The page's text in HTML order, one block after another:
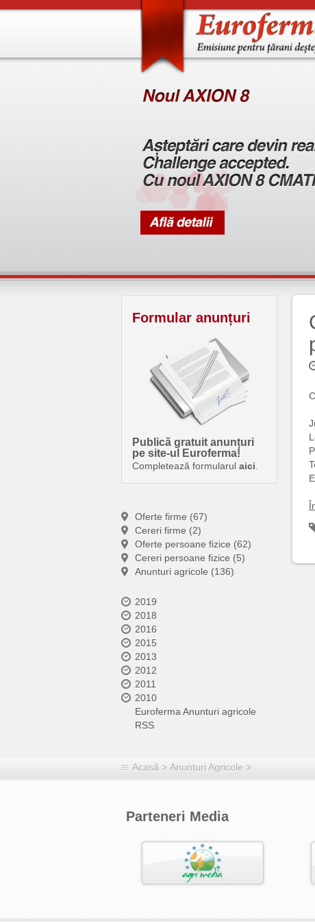
Formular anunțuri
Publică gratuit anunțuri
pe site-ul Euroferma!
Completează formularul aici
Oferte firme (67)
Cereri firme (2)
Oferte persoane fizice (62)
Cereri persoane fizice (5)
Anunturi agricole (136)
2019
2018
2016
2015
2013
2012
2011
2010
Euroferma Anunturi agricole
RSS
Acasă > Anunțuri Agricole >
Parteneri Media